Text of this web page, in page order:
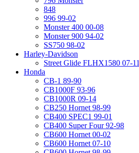
848
996 99-02
Monster 400 00-08
Monster 900 94-02
SS750 98-02
Harley-Davidson
Street Glide FLHX1580 07-11
Honda
CB-1 89-90
CB1000F 93-96
CB1000R 09-14
CB250 Hornet 98-99
CB400 SPEC1 99-01
CB400 Super Four 92-98
CB600 Hornet 00-02
CB600 Hornet 07-10